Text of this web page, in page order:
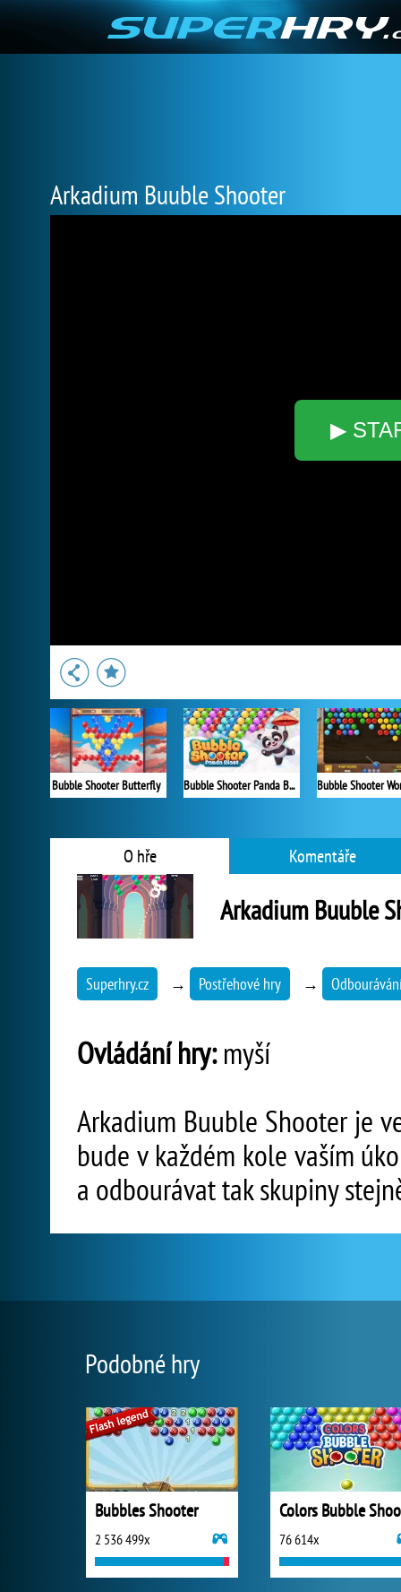
Arkadium Buuble Shooter
▶
Bubble Shooter Butterfly Bubble Shooter Panda Blast
O hře Komentáře
Arkadium Buuble
Superhry.cz → Postřehové hry →
Ovládání hry:myší
Arkadium Buuble Shooter je
bude v každém kole vaším
a odbourávat tak skupiny
Podobné hry
Bubbles Shooter
2 536 499x 76 614x